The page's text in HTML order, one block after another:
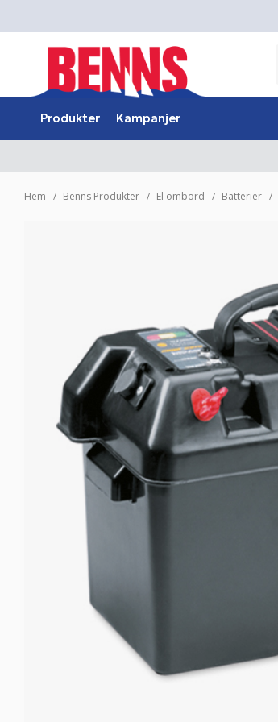
Produkter Kampanjer
Hem Benns Produkter El ombord Batterier